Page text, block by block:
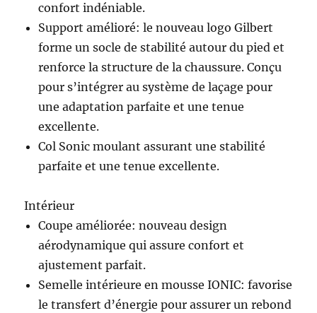
confort indéniable.
Support amélioré: le nouveau logo Gilbert
forme un socle de stabilité autour du pied et
renforce la structure de la chaussure. Conçu
pour s’intégrer au système de laçage pour
une adaptation parfaite et une tenue
excellente.
Col Sonic moulant assurant une stabilité
parfaite et une tenue excellente.
Intérieur
Coupe améliorée: nouveau design
aérodynamique qui assure confort et
ajustement parfait.
Semelle intérieure en mousse IONIC: favorise
le transfert d’énergie pour assurer un rebond